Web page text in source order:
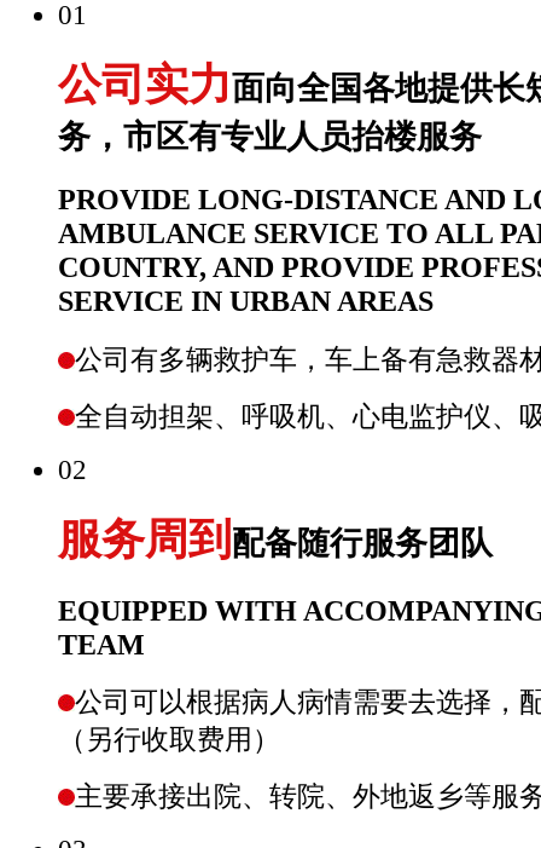
01
公司实力面向全国各地提供长
务，市区有专业人员抬楼服务
PROVIDE LONG-DISTANCE AND
AMBULANCE SERVICE TO ALL
COUNTRY, AND PROVIDE
SERVICE IN URBAN AREAS
公司有多辆救护车，车上备有急救器
全自动担架、呼吸机、心电监护仪、
02
服务周到 配备随行服务团队
EQUIPPED WITH
TEAM
公司可以根据病人病情需要去选择，
（另行收取费用）
主要承接出院、转院、外地返乡等服